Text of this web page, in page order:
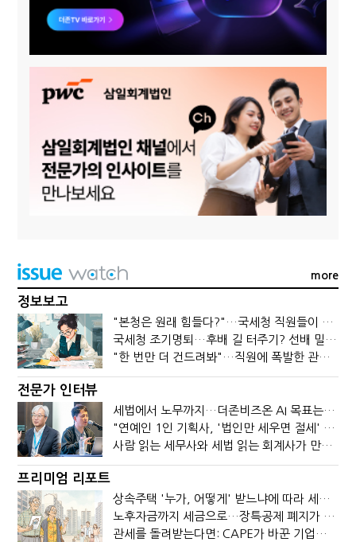
more
정보보고
"본청은 원래 힘들다?"…국세청 직원들이 떠나는 이유
국세청 조기명퇴…후배 길 터주기? 선배 밀어내기?
"한 번만 더 건드려봐"…직원에 폭발한 관세청장, 왜?
전문가 인터뷰
세법에서 노무까지…더존비즈온 AI 목표는 '전문가의 시간'
"연예인 1인 기획사, '법인만 세우면 절세' 시대 끝났다"
사람 읽는 세무사와 세법 읽는 회계사가 만나면?
프리미엄 리포트
상속주택 '누가, 어떻게' 받느냐에 따라 세금이 달라진다
노후자금까지 세금으로…장특공제 폐지가 부를 조세의 역설
관세를 돌려받는다면: CAPE가 바꾼 기업의 현금흐름